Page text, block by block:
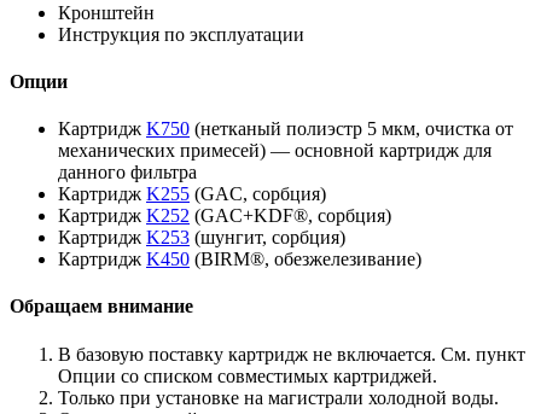
Кронштейн
Инструкция по эксплуатации
Опции
Картридж K750 (нетканый полиэстр 5 мкм, очистка от
механических примесей) — основной картридж для
данного фильтра
Картридж K255 (GAC, сорбция)
Картридж K252 (GAC+KDF®, сорбция)
Картридж K253 (шунгит, сорбция)
Картридж K450 (BIRM®, обезжелезивание)
Обращаем внимание
В базовую поставку картридж не включается. См. пункт
Опции со списком совместимых картриджей.
Только при установке на магистрали холодной воды.